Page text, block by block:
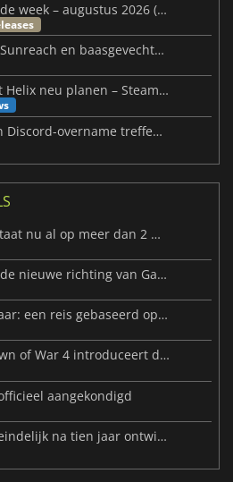
Niuwe Videogames van de week – augustus 2026 (week 32)
Palworld-update maakt Sunreach en baasgevechten stabieler
Microsoft könnte Project Helix neu planen – Steam-Support wackelt
Malware-kaarten en een Discord-overname treffen Meccha Chameleon
Resident Evil Veronica staat nu al op meer dan 2 miljoen verlanglijstjes
Beast of Reincarnation: de nieuwe richting van Game Freak
Big Walk is nu verkrijgbaar: een reis gebaseerd op vriendschap
Warhammer 40.000: Dawn of War 4 introduceert de Necron-factie
aangekondigd
Vahrin's Call verschijnt eindelijk na tien jaar ontwikkeling